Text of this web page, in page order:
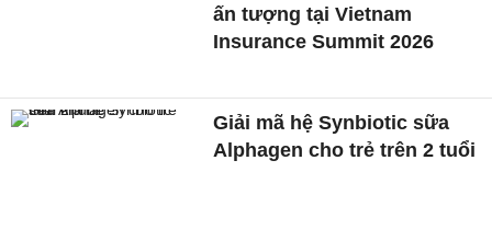
ấn tượng tại Vietnam
Insurance Summit 2026
Giải mã hệ Synbiotic sữa
Alphagen cho trẻ trên 2 tuổi